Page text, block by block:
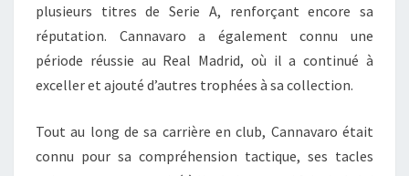
plusieurs titres de Serie A, renforçant encore sa
réputation. Cannavaro a également connu une
période réussie au Real Madrid, où il a continué à
exceller et ajouté d’autres trophées à sa collection.
Tout au long de sa carrière en club, Cannavaro était
connu pour sa compréhension tactique, ses tacles